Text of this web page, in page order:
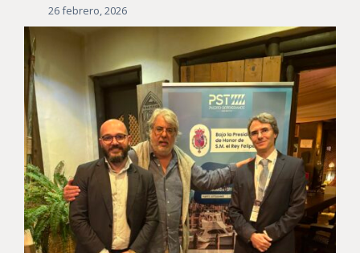
26 febrero, 2026